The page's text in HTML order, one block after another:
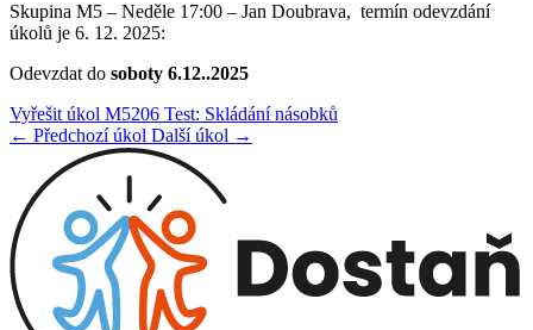
Skupina M5 – Neděle 17:00 – Jan Doubrava, termín odevzdání
úkolů je 6. 12. 2025:
Odevzdat do soboty 6.12..2025
Vyřešit úkol M5206 Test: Skládání násobků
← Předchozí úkol Další úkol →